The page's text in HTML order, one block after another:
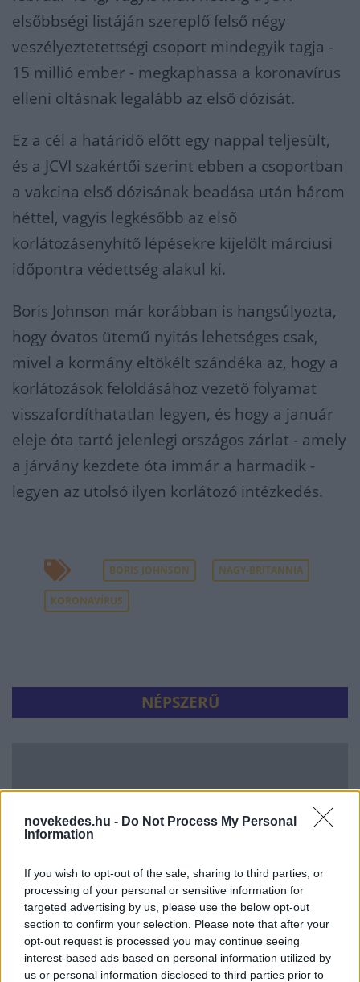
novekedes.hu - Do Not Process My Personal
Information
If you wish to opt-out of the sale, sharing to third parties, or
processing of your personal or sensitive information for
targeted advertising by us, please use the below opt-out
section to confirm your selection. Please note that after your
opt-out request is processed you may continue seeing
interest-based ads based on personal information utilized by
us or personal information disclosed to third parties prior to
elsőbbségi listáján szereplő felső négy
veszélyeztetettségi csoport mindegyik tagja -
15 millió ember - megkaphassa a koronavírus
elleni oltásnak legalább az első dózisát.
Ez a cél a határidő előtt egy nappal teljesült,
és a JCVI szakértői szerint ebben a csoportban
a vakcina első dózisának beadása után három
héttel, vagyis legkésőbb az első
korlátozásenyhítő lépésekre kijelölt márciusi
időpontra védettség alakul ki.
Boris Johnson már korábban is hangsúlyozta,
hogy óvatos ütemű nyitás lehetséges csak,
mivel a kormány eltökélt szándéka az, hogy a
korlátozások feloldásához vezető folyamat
visszafordíthatatlan legyen, és hogy a január
eleje óta tartó jelenlegi országos zárlat - amely
a járvány kezdete óta immár a harmadik -
legyen az utolsó ilyen korlátozó intézkedés.
BORIS JOHNSON NAGY-BRITANNIA
KORONAVÍRUS
NÉPSZERŰ
Hitelfordulat 2026: elzárja a pénzcsapot az
állam
ELEMZÉSEK 2026. júl. 22.